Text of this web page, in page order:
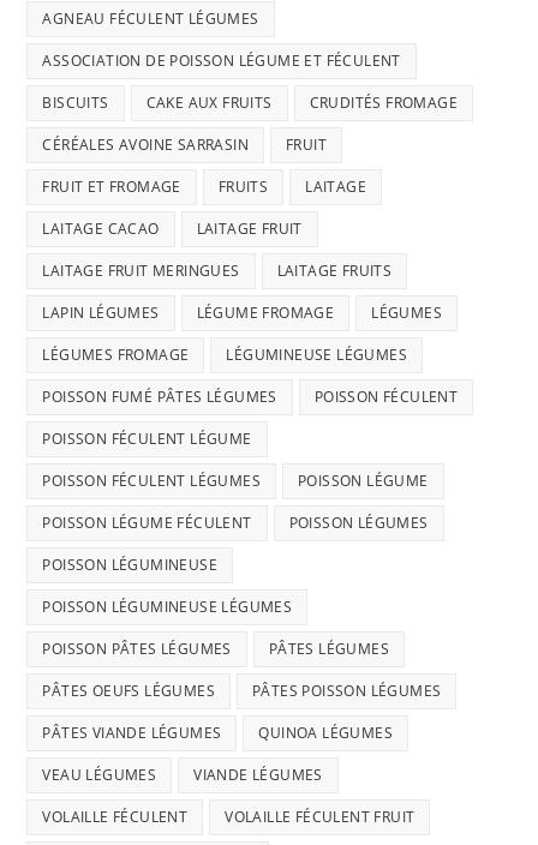
AGNEAU FÉCULENT LÉGUMES
ASSOCIATION DE POISSON LÉGUME ET FÉCULENT
BISCUITS CAKE AUX FRUITS CRUDITÉS FROMAGE
CÉRÉALES AVOINE SARRASIN FRUIT
FRUIT ET FROMAGE FRUITS LAITAGE
LAITAGE CACAO LAITAGE FRUIT
LAITAGE FRUIT MERINGUES LAITAGE FRUITS
LAPIN LÉGUMES LÉGUME FROMAGE LÉGUMES
LÉGUMES FROMAGE LÉGUMINEUSE LÉGUMES
POISSON FUMÉ PÂTES LÉGUMES POISSON FÉCULENT
POISSON FÉCULENT LÉGUME
POISSON FÉCULENT LÉGUMES POISSON LÉGUME
POISSON LÉGUME FÉCULENT POISSON LÉGUMES
POISSON LÉGUMINEUSE
POISSON LÉGUMINEUSE LÉGUMES
POISSON PÂTES LÉGUMES PÂTES LÉGUMES
PÂTES OEUFS LÉGUMES PÂTES POISSON LÉGUMES
PÂTES VIANDE LÉGUMES QUINOA LÉGUMES
VEAU LÉGUMES VIANDE LÉGUMES
VOLAILLE FÉCULENT VOLAILLE FÉCULENT FRUIT